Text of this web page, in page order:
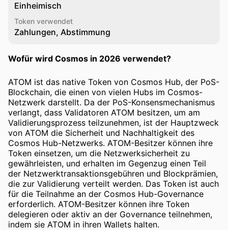
Einheimisch
Token verwendet
Zahlungen, Abstimmung
Wofür wird Cosmos in 2026 verwendet?
ATOM ist das native Token von Cosmos Hub, der PoS-
Blockchain, die einen von vielen Hubs im Cosmos-
Netzwerk darstellt. Da der PoS-Konsensmechanismus
verlangt, dass Validatoren ATOM besitzen, um am
Validierungsprozess teilzunehmen, ist der Hauptzweck
von ATOM die Sicherheit und Nachhaltigkeit des
Cosmos Hub-Netzwerks. ATOM-Besitzer können ihre
Token einsetzen, um die Netzwerksicherheit zu
gewährleisten, und erhalten im Gegenzug einen Teil
der Netzwerktransaktionsgebühren und Blockprämien,
die zur Validierung verteilt werden. Das Token ist auch
für die Teilnahme an der Cosmos Hub-Governance
erforderlich. ATOM-Besitzer können ihre Token
delegieren oder aktiv an der Governance teilnehmen,
indem sie ATOM in ihren Wallets halten.